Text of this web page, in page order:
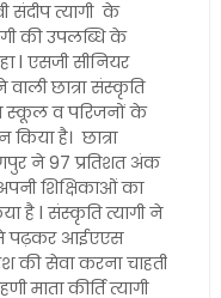
संदीप त्यागी के
की उपलब्धि के
l एसजी सीनियर
छात्रा संस्कृति
स्कूल व परिजनों के
है। छात्रा
ने 97 प्रतिशत अंक
शिक्षिकाओं का
है l संस्कृति त्यागी ने
पढ़कर आईएएस
सेवा करना चाहती
माता कीर्ति त्यागी